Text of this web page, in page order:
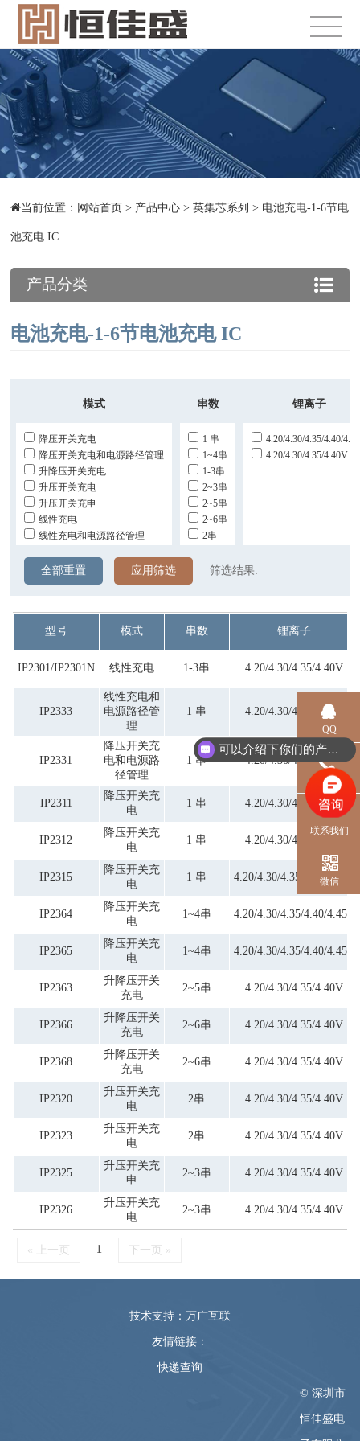
当前位置： 网站首页 > 产品中心 >英集芯系列 > 电池充电-1-6节电
池充电 IC
产品分类
电池充电-1-6节电池充电 IC
模式 串数 锂离子
降压开关充电
降压开关充电和电源路径管理
升降压开关充电
升压开关充电
升压开关充申
线性充电
线性充电和电源路径管理
1 串
1~4串
1-3串
2~3串
2~5串
2~6串
2串
4.20/4.30/4.35/4.40/
4.20/4.30/4.35/4.40V
全部重置 应用筛选 筛选结果:
型号 模式 串数 锂离子
IP2301/IP2301N 线性充电 1-3串 4.20/4.30/4.35/4.40V
IP2333
线性充电和
电源路径管
理
1 串 4.20/4.30/4.35/4.40V
IP2331
降压开关充
电和电源路
径管理
1 串 4.20/4.30/4.35/4.40V
IP2311
降压开关充
电
1 串 4.20/4.30/4.35/4.40V
IP2312
降压开关充
电
1 串 4.20/4.30/4.35/4.40V
IP2315
降压开关充
电
1 串 4.20/4.30/4.35/4.40/4.45V
IP2364
降压开关充
电
1~4串 4.20/4.30/4.35/4.40/4.45V
IP2365
降压开关充
电
1~4串 4.20/4.30/4.35/4.40/4.45V
IP2363
升降压开关
充电
2~5串 4.20/4.30/4.35/4.40V
IP2366
升降压开关
充电
2~6串 4.20/4.30/4.35/4.40V
IP2368
升降压开关
充电
2~6串 4.20/4.30/4.35/4.40V
IP2320
升压开关充
电
2串 4.20/4.30/4.35/4.40V
IP2323
升压开关充
电
2串 4.20/4.30/4.35/4.40V
IP2325
升压开关充
申
2~3串 4.20/4.30/4.35/4.40V
IP2326
升压开关充
电
2~3串 4.20/4.30/4.35/4.40V
« 上一页 1 下一页 »
技术支持：万广互联
友情链接：
快递查询
© 深圳市
恒佳盛电
QQ
电话
联系我们
微信
可以介绍下你们的产品么？